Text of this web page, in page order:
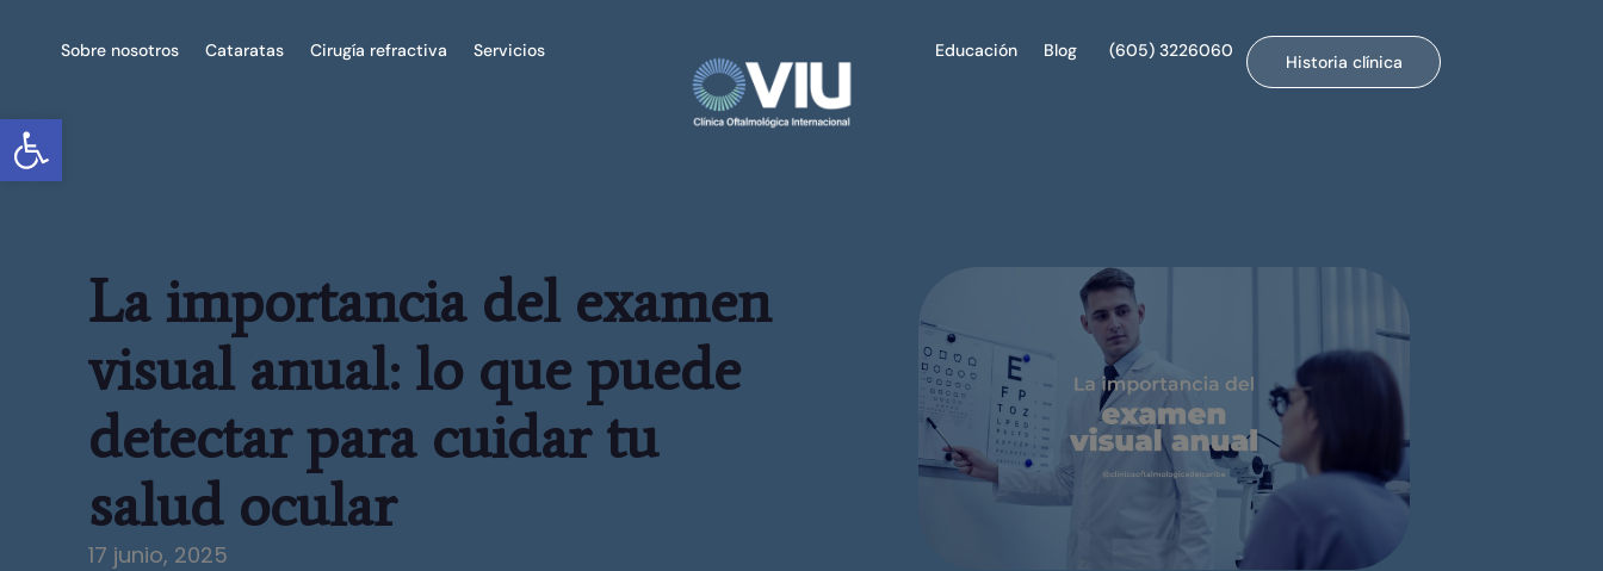
Abrir barra de herramientas
Sobre nosotros Cataratas Cirugía refractiva Servicios Educación Blog (605) 3226060
Historia clínica
La importancia del examen
visual anual: lo que puede
detectar para cuidar tu
salud ocular
17 junio, 2025